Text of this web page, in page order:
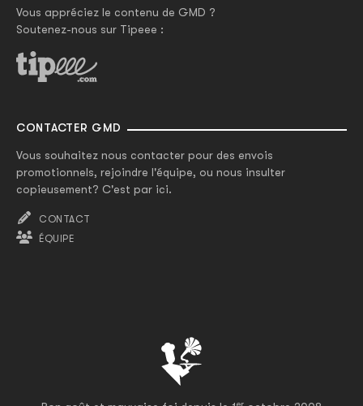
Vous appréciez le contenu de GMD ?
Soutenez-nous sur Tipeee :
CONTACTER GMD
Vous souhaitez nous contacter pour des envois
promotionnels, rejoindre l'équipe, ou nous insulter
copieusement? C'est par ici.
CONTACT
ÉQUIPE